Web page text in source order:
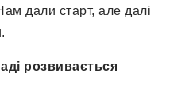
дали старт, але далі
розвивається